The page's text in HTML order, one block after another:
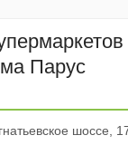
Парус
шоссе,